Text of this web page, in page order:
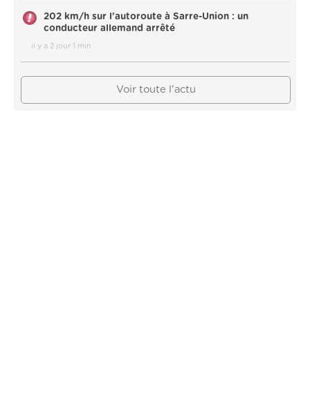
202 km/h sur l'autoroute à Sarre-Union : un
conducteur allemand arrêté
il y a 2 jour 1 min
Voir toute l'actu